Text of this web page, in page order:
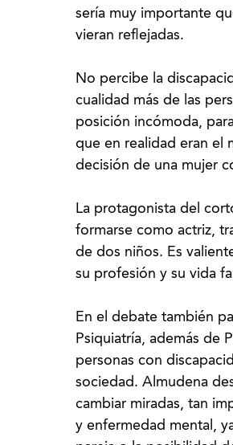
sería muy importante
vieran reflejadas.
No percibe la
cualidad más de las
posición incómoda,
que en realidad eran el
decisión de una mujer
La protagonista del
formarse como actriz,
de dos niños. Es
su profesión y su vida
En el debate también
Psiquiatría, además de
personas con
sociedad. Almudena
cambiar miradas, tan
y enfermedad mental,